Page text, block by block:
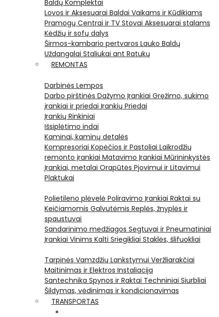
Baldų Komplektai
Lovos ir Aksesuarai Baldai Vaikams ir Kūdikiams
Pramogų Centrai ir TV Stovai Aksesuarai stalams
Kėdžių ir sofų dalys
Širmos-kambario pertvaros Lauko Baldų
Uždangalai Staliukai ant Ratukų
REMONTAS
Darbinės Lempos
Darbo pirštinės Dažymo Įrankiai Gręžimo, sukimo
įrankiai ir priedai Įrankių Priedai
Įrankių Rinkiniai
Išsiplėtimo indai
Kaminai, kaminų detalės
Kompresoriai Kopėčios ir Pastoliai Laikrodžių
remonto įrankiai Matavimo Įrankiai Mūrininkystės
Įrankiai, metalai Orapūtės Pjovimui ir Litavimui
Plaktukai
Polietileno plėvelė Poliravimo Įrankiai Raktai su
Keičiamomis Galvutėmis Replės, žnyplės ir
spaustuvai
Sandarinimo medžiagos Segtuvai ir Pneumatiniai
Įrankiai Vinims Kalti Sriegikliai Staklės, šlifuokliai
Tarpinės Vamzdžių Lankstymui Veržliarakčiai
Maitinimas ir Elektros Instaliacija
Santechnika Spynos ir Raktai Techniniai Siurbliai
Šildymas, vėdinimas ir kondicionavimas
TRANSPORTAS